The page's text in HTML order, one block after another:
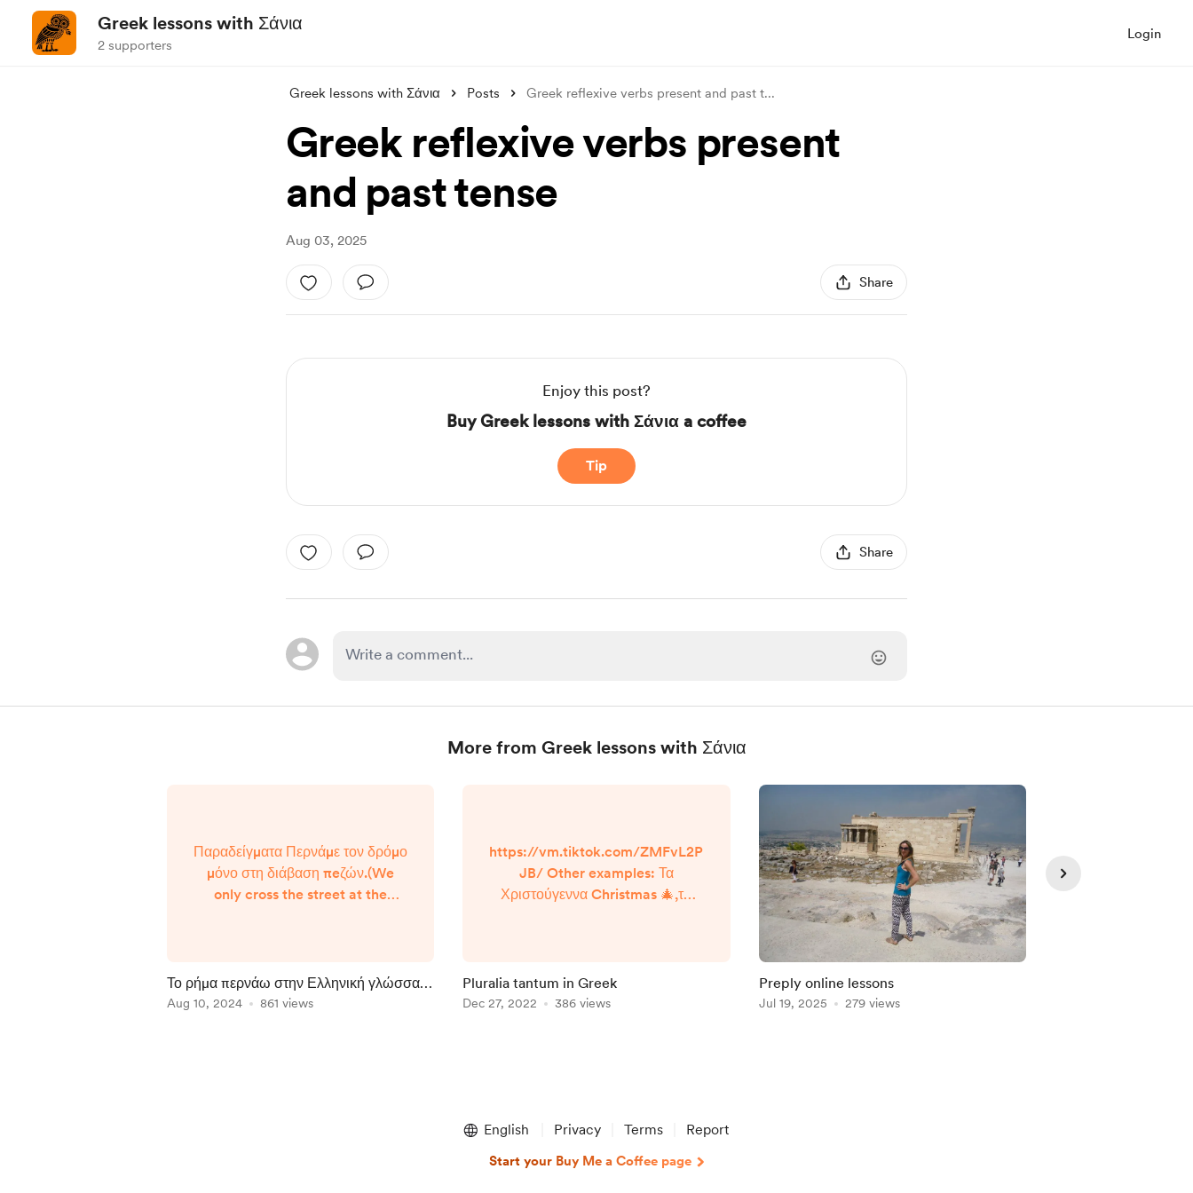
Greek lessons with Σάνια
2 supporters
Login
Greek lessons with Σάνια Posts Greek reflexive verbs present and past t...
Greek reflexive verbs present
and past tense
Aug 03, 2025
Share
Enjoy this post?
Buy Greek lessons with Σάνια a coffee
Tip
Share
More from Greek lessons with Σάνια
Παραδείγματα Περνάμε τον δρόμο
μόνο στη διάβαση πeζών.(We
only cross the street at the
Τασος πέρασε την πρώτη τάξη.
(Tasos has finished the first class)
Το ρήμα περνάω στην Ελληνική γλώσσα
και οι πολλές σημασίες και χρήσεις του
Aug 10, 2024 861 views
https://vm.tiktok.com/ZMFvL2P
JB/ Other examples: Τα
Χριστούγεννα Christmas 🎄,τα
bridge Οι διακοπές Vacation ✈️
Τα Βαλκάνια, οι Βερμούδες , οι
Pluralia tantum in Greek
Dec 27, 2022 386 views
Preply online lessons
Jul 19, 2025 279 views
English Privacy Terms Report
Start your Buy Me a Coffee page